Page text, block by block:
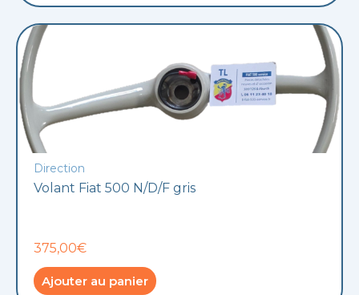
Direction
Volant Fiat 500 N/D/F gris
375,00€
Ajouter au panier